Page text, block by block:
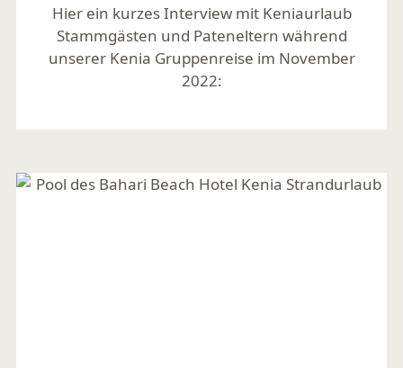
Hier ein kurzes Interview mit Keniaurlaub
Stammgästen und Pateneltern während
unserer Kenia Gruppenreise im November
2022: